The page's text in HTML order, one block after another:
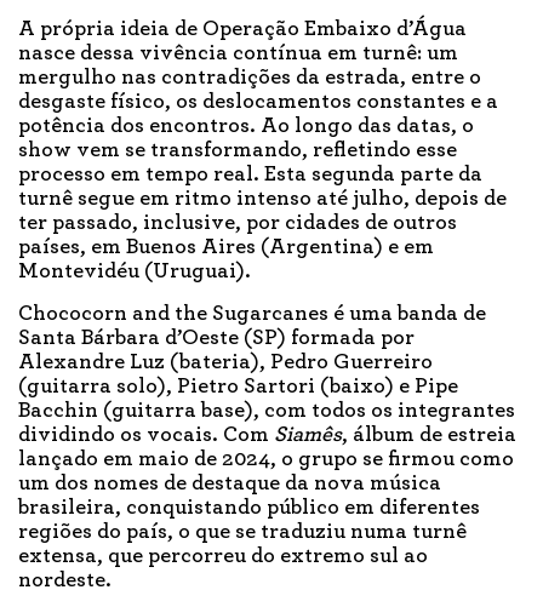
A própria ideia de Operação Embaixo d’Água
nasce dessa vivência contínua em turnê: um
mergulho nas contradições da estrada, entre o
desgaste físico, os deslocamentos constantes e a
potência dos encontros. Ao longo das datas, o
show vem se transformando, refletindo esse
processo em tempo real. Esta segunda parte da
turnê segue em ritmo intenso até julho, depois de
ter passado, inclusive, por cidades de outros
países, em Buenos Aires (Argentina) e em
Montevidéu (Uruguai).
Chococorn and the Sugarcanes é uma banda de
Santa Bárbara d’Oeste (SP) formada por
Alexandre Luz (bateria), Pedro Guerreiro
(guitarra solo), Pietro Sartori (baixo) e Pipe
Bacchin (guitarra base), com todos os integrantes
dividindo os vocais. Com Siamês, álbum de estreia
lançado em maio de 2024, o grupo se firmou como
um dos nomes de destaque da nova música
brasileira, conquistando público em diferentes
regiões do país, o que se traduziu numa turnê
extensa, que percorreu do extremo sul ao
nordeste.